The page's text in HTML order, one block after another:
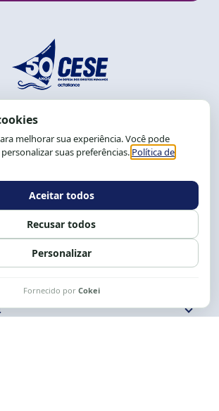
End.: R. da Graça, 150. Graça
CEP: 40.150-055
Salvador-BA, Brasil.
5457, Cel.: (71) 9 9239-2104 ou 2105
8h às 12h e 13 às 17h.
redes Fale conosco